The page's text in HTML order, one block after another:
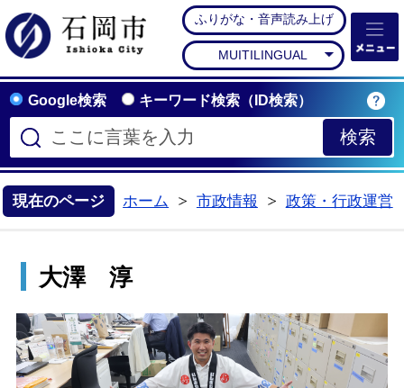
石岡市公式ホームペー
ふりがな・音声読み上げ
MUITILINGUAL
Google検索 キーワード検索（ID検索）
現在のページ ホーム
市政情報
政策・行政運営
大澤 淳